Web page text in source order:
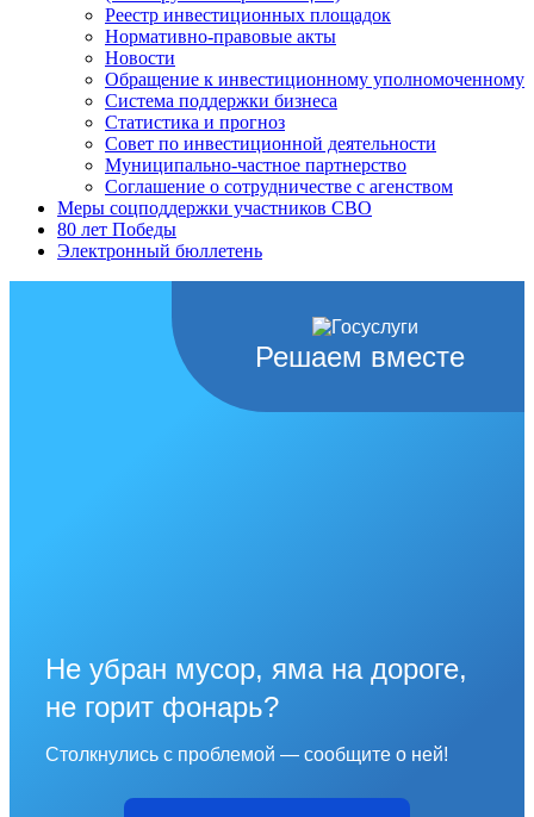
Реестр инвестиционных площадок
Нормативно-правовые акты
Новости
Обращение к инвестиционному уполномоченному
Система поддержки бизнеса
Статистика и прогноз
Совет по инвестиционной деятельности
Муниципально-частное партнерство
Соглашение о сотрудничестве с агенством
Меры соцподдержки участников СВО
80 лет Победы
Электронный бюллетень
Решаем вместе
Не убран мусор, яма на дороге,
не горит фонарь?
Столкнулись с проблемой — сообщите о ней!